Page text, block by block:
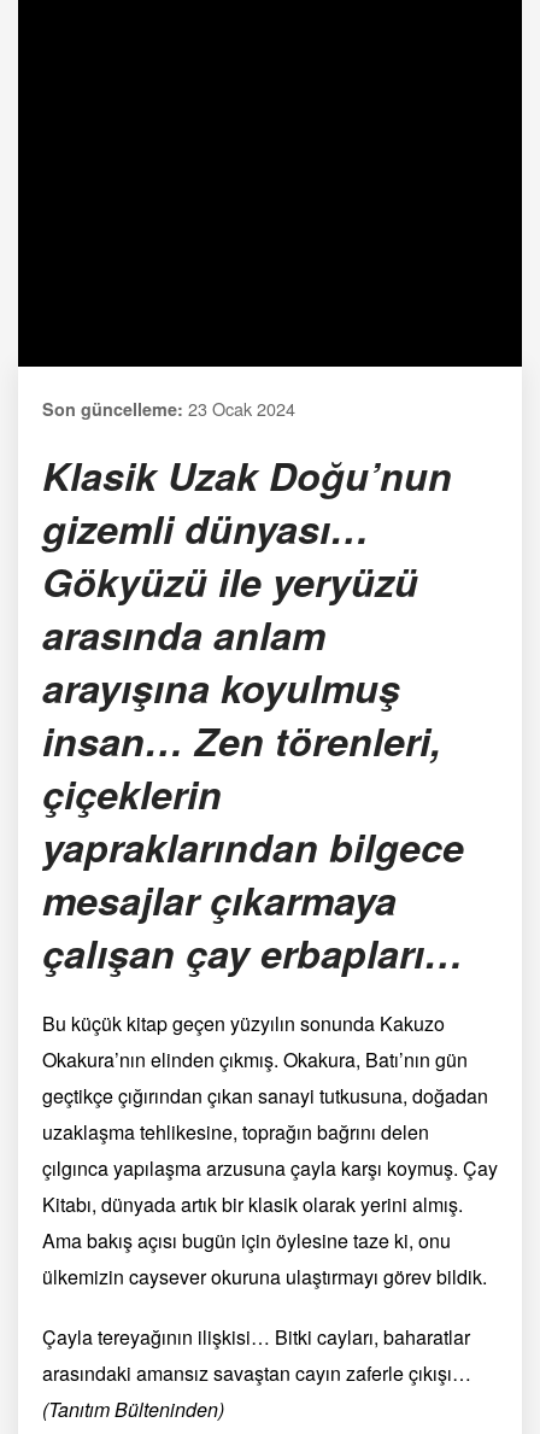
Son güncelleme: 23 Ocak 2024
Klasik Uzak Doğu’nun
gizemli dünyası…
Gökyüzü ile yeryüzü
arasında anlam
arayışına koyulmuş
insan… Zen törenleri,
çiçeklerin
yapraklarından bilgece
mesajlar çıkarmaya
çalışan çay erbapları…
Bu küçük kitap geçen yüzyılın sonunda Kakuzo
Okakura’nın elinden çıkmış. Okakura, Batı’nın gün
geçtikçe çığırından çıkan sanayi tutkusuna, doğadan
uzaklaşma tehlikesine, toprağın bağrını delen
çılgınca yapılaşma arzusuna çayla karşı koymuş. Çay
Kitabı, dünyada artık bir klasik olarak yerini almış.
Ama bakış açısı bugün için öylesine taze ki, onu
ülkemizin caysever okuruna ulaştırmayı görev bildik.
Çayla tereyağının ilişkisi… Bitki cayları, baharatlar
arasındaki amansız savaştan cayın zaferle çıkışı…
(Tanıtım Bülteninden)